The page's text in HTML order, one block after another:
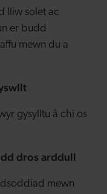
lliw solet ac
er budd
mewn du a
gysylltu â chi os
dros arddull
mewn